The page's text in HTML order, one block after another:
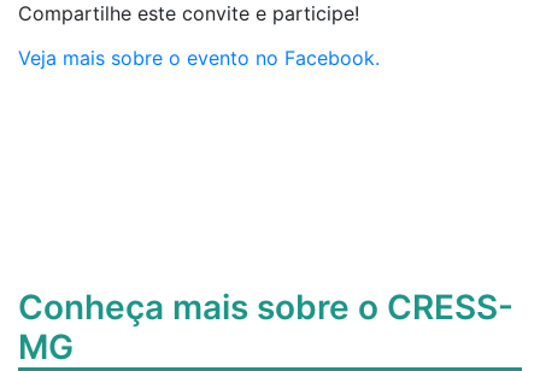
Compartilhe este convite e participe!
Veja mais sobre o evento no Facebook.
Conheça mais sobre o CRESS-
MG